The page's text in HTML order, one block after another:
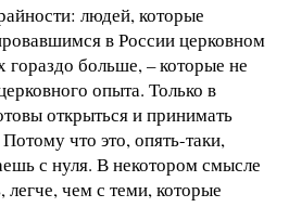
людей, которые
в России церковном
гораздо больше, – которые не
опыта. Только в
открыться и принимать
что это, опять-таки,
с нуля. В некотором смысле
легче, чем с теми, которые